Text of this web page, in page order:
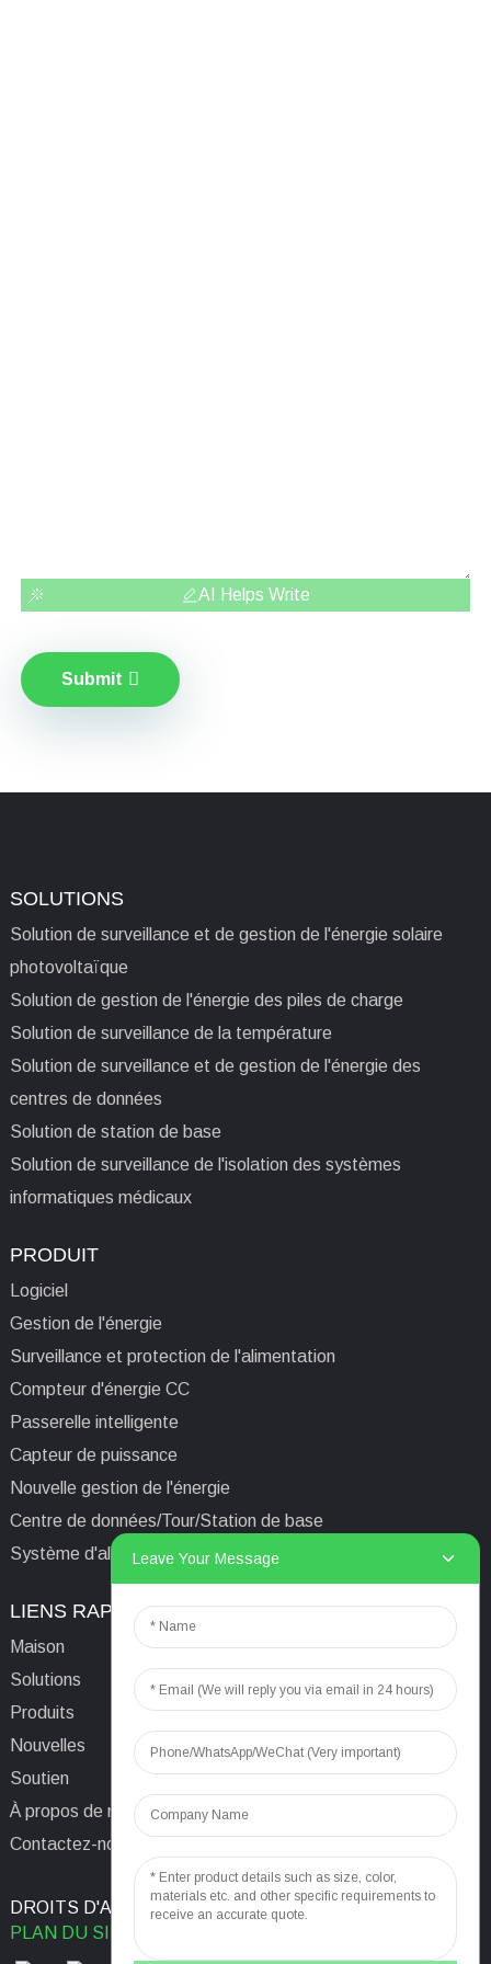
AI Helps Write
Submit
SOLUTIONS
Solution de surveillance et de gestion de l'énergie solaire
photovoltaïque
Solution de gestion de l'énergie des piles de charge
Solution de surveillance de la température
Solution de surveillance et de gestion de l'énergie des
centres de données
Solution de station de base
Solution de surveillance de l'isolation des systèmes
informatiques médicaux
PRODUIT
Logiciel
Gestion de l'énergie
Surveillance et protection de l'alimentation
Compteur d'énergie CC
Passerelle intelligente
Capteur de puissance
Nouvelle gestion de l'énergie
Centre de données/Tour/Station de base
Système d'alimentation isolé informatique médical
LIENS RAPIDES
Maison
Solutions
Produits
Nouvelles
Soutien
À propos de nous
Contactez-nous
CONTACTEZ-NOUS
Tél.+86 13641976142
Adresse : No. 253 Yulv
Road, Jiading Area,
DROITS D'AUTEUR © 2024RECHERCHE PRINCIPALE
PLAN DU SITE
Leave Your Message